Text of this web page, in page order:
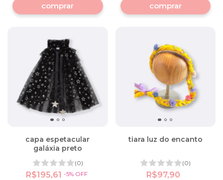
capa espetacular
galáxia preto
(0)
R$195,61 -5% OFF
tiara luz do encanto
(0)
R$97,90